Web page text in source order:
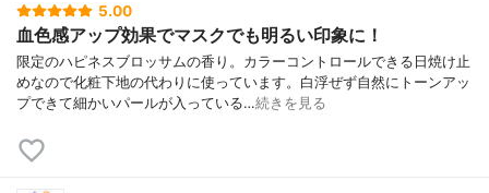
5.00
血色感アップ効果でマスクでも明るい印象に！
限定のハピネスブロッサムの香り。カラーコントロールできる日焼け止
めなので化粧下地の代わりに使っています。白浮ぜず自然にトーンアッ
プできて細かいパールが入っている…続きを見る